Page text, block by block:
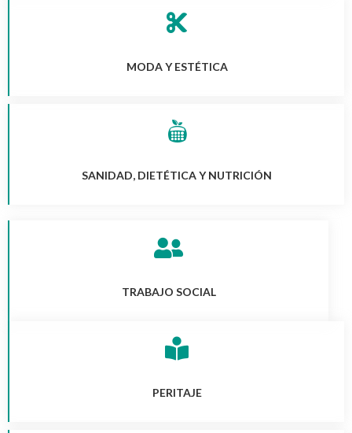
MODA Y ESTÉTICA
SANIDAD, DIETÉTICA Y NUTRICIÓN
TRABAJO SOCIAL
PERITAJE